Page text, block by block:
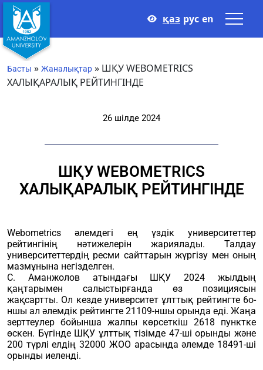
қаз рус en
Басты » Жаналықтар » ШҚУ WEBOMETRICS
ХАЛЫҚАРАЛЫҚ РЕЙТИНГІНДЕ
26 шілде 2024
ШҚУ WEBOMETRICS
ХАЛЫҚАРАЛЫҚ РЕЙТИНГІНДЕ
Webometrics әлемдегі ең үздік университеттер
рейтингінің нәтижелерін жариялады. Талдау
университеттердің ресми сайттарын жүргізу мен оның
мазмұнына негізделген.
С. Аманжолов атындағы ШҚУ 2024 жылдың
қаңтарымен салыстырғанда өз позициясын
жақсартты. Ол кезде университет ұлттық рейтингте 6о-
ншы ал әлемдік рейтингте 21109-ншы орында еді. Жаңа
зерттеулер бойынша жалпы көрсеткіш 2618 пунктке
өскен. Бүгінде ШҚУ ұлттық тізімде 47-ші орынды және
200 түрлі елдің 32000 ЖОО арасында әлемде 18491-ші
орынды иеленді.